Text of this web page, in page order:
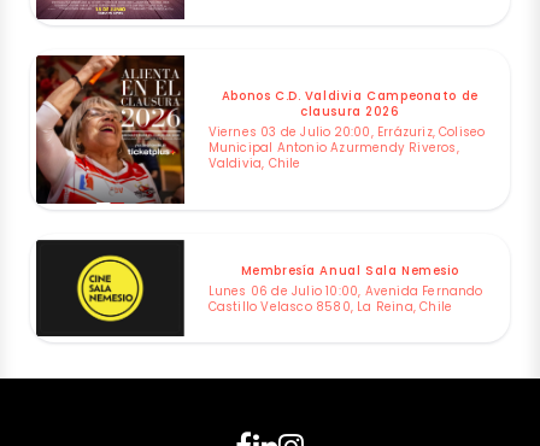
Abonos C.D. Valdivia Campeonato de
clausura 2026
Viernes 03 de Julio 20:00, Errázuriz, Coliseo
Municipal Antonio Azurmendy Riveros,
Valdivia, Chile
Membresía Anual Sala Nemesio
Lunes 06 de Julio 10:00, Avenida Fernando
Castillo Velasco 8580, La Reina, Chile